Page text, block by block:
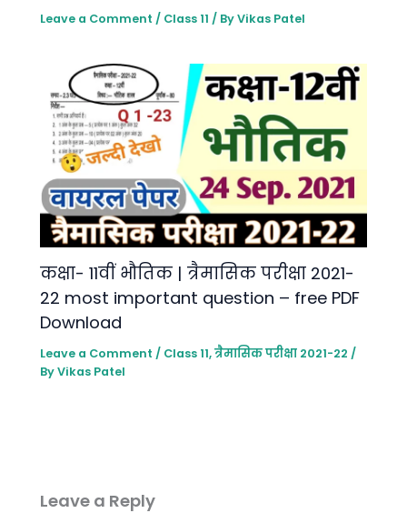
Leave a Comment / Class 11 / ByVikas Patel
कक्षा- 11वीं भौतिक | त्रैमासिक परीक्षा 2021-
22 most important question – free PDF
Download
Leave a Comment / Class 11,त्रैमासिक परीक्षा 2021-22 /
ByVikas Patel
Leave a Reply